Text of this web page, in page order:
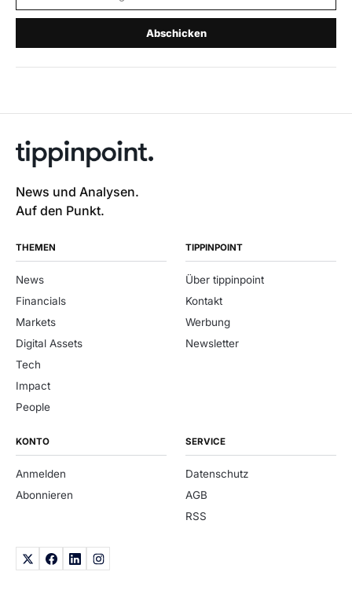
Abschicken
News und Analysen.
Auf den Punkt.
THEMEN
News
Financials
Markets
Digital Assets
Tech
Impact
People
TIPPINPOINT
Über tippinpoint
Kontakt
Werbung
Newsletter
KONTO
Anmelden
Abonnieren
SERVICE
Datenschutz
AGB
RSS